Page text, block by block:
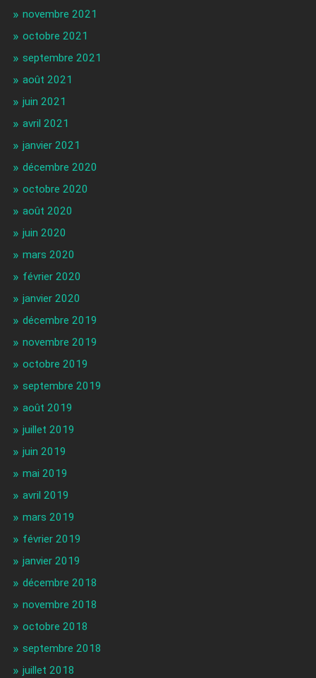
novembre 2021
octobre 2021
septembre 2021
août 2021
juin 2021
avril 2021
janvier 2021
décembre 2020
octobre 2020
août 2020
juin 2020
mars 2020
février 2020
janvier 2020
décembre 2019
novembre 2019
octobre 2019
septembre 2019
août 2019
juillet 2019
juin 2019
mai 2019
avril 2019
mars 2019
février 2019
janvier 2019
décembre 2018
novembre 2018
octobre 2018
septembre 2018
juillet 2018